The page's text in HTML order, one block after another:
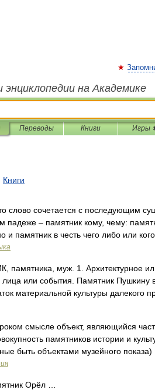
энциклопедии на Академике
Переводы Книги Игры
Книги
слово сочетается с последующим
падеже – памятник кому, чему:
памятник в честь чего либо или
муж. 1. Архитектурное
лица или события. Памятник
материальной культуры далекого
смысле объект, являющийся частью
памятников истории и
быть объектами музейного
Орёл …